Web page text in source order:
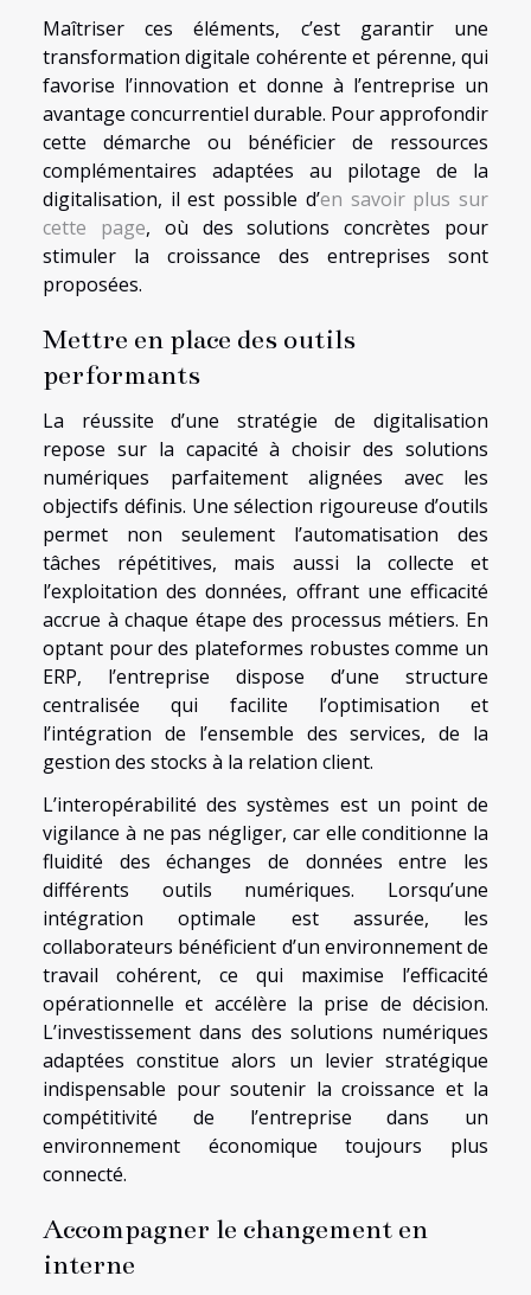
Maîtriser ces éléments, c’est garantir une
transformation digitale cohérente et pérenne, qui
favorise l’innovation et donne à l’entreprise un
avantage concurrentiel durable. Pour approfondir
cette démarche ou bénéficier de ressources
complémentaires adaptées au pilotage de la
digitalisation, il est possible d’en savoir plus sur
cette page, où des solutions concrètes pour
stimuler la croissance des entreprises sont
proposées.
Mettre en place des outils
performants
La réussite d’une stratégie de digitalisation
repose sur la capacité à choisir des solutions
numériques parfaitement alignées avec les
objectifs définis. Une sélection rigoureuse d’outils
permet non seulement l’automatisation des
tâches répétitives, mais aussi la collecte et
l’exploitation des données, offrant une efficacité
accrue à chaque étape des processus métiers. En
optant pour des plateformes robustes comme un
ERP, l’entreprise dispose d’une structure
centralisée qui facilite l’optimisation et
l’intégration de l’ensemble des services, de la
gestion des stocks à la relation client.
L’interopérabilité des systèmes est un point de
vigilance à ne pas négliger, car elle conditionne la
fluidité des échanges de données entre les
différents outils numériques. Lorsqu’une
intégration optimale est assurée, les
collaborateurs bénéficient d’un environnement de
travail cohérent, ce qui maximise l’efficacité
opérationnelle et accélère la prise de décision.
L’investissement dans des solutions numériques
adaptées constitue alors un levier stratégique
indispensable pour soutenir la croissance et la
compétitivité de l’entreprise dans un
environnement économique toujours plus
connecté.
Accompagner le changement en
interne